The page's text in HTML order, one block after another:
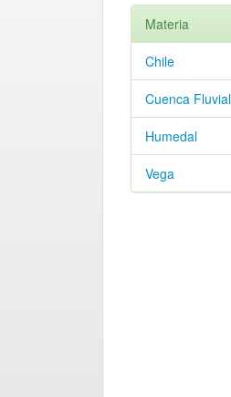
Materia
Chile
Cuenca Fluvial
Humedal
Vega